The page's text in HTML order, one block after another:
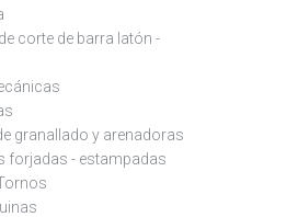
corte de barra latón -
granallado y arenadoras
forjadas - estampadas